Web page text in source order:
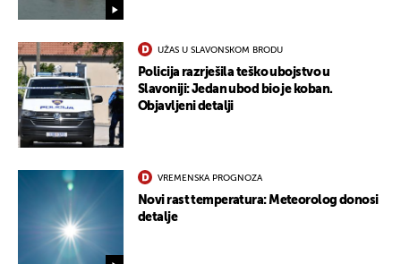
UŽAS U SLAVONSKOM BRODU
Policija razrješila teško ubojstvo u
Slavoniji: Jedan ubod bio je koban.
Objavljeni detalji
VREMENSKA PROGNOZA
Novi rast temperatura: Meteorolog donosi
detalje